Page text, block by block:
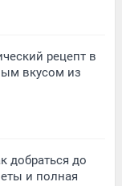
рецепт в
вкусом из
добраться до
и полная